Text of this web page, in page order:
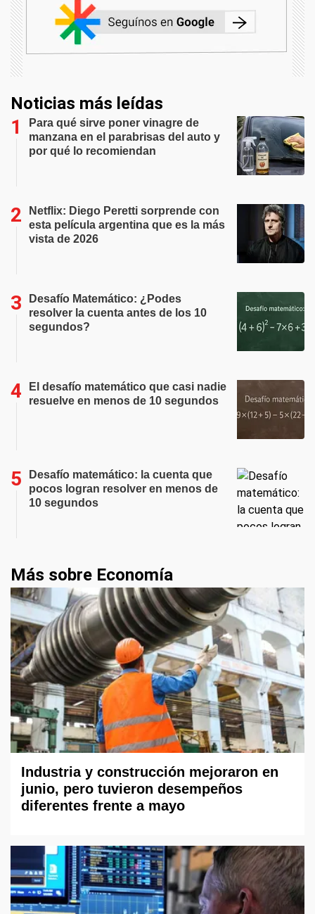
Noticias más leídas
Para qué sirve poner vinagre de
manzana en el parabrisas del auto y
por qué lo recomiendan
Netflix: Diego Peretti sorprende con
esta película argentina que es la más
vista de 2026
Desafío Matemático: ¿Podes
resolver la cuenta antes de los 10
segundos?
El desafío matemático que casi nadie
resuelve en menos de 10 segundos
Desafío matemático: la cuenta que
pocos logran resolver en menos de
10 segundos
Más sobre Economía
Industria y construcción mejoraron en
junio, pero tuvieron desempeños
diferentes frente a mayo